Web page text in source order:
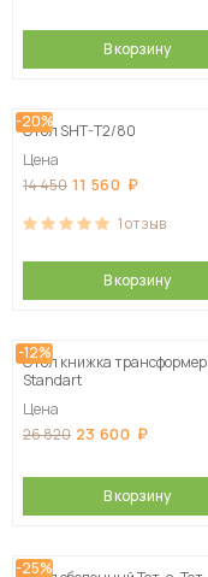
В корзину
-20%
Стол SHT-T2/80
Цена
14 450 11 560
1отзыв
В корзину
-12%
Стол книжка трансформер
Standart
Цена
26 820 23 600
В корзину
-25%